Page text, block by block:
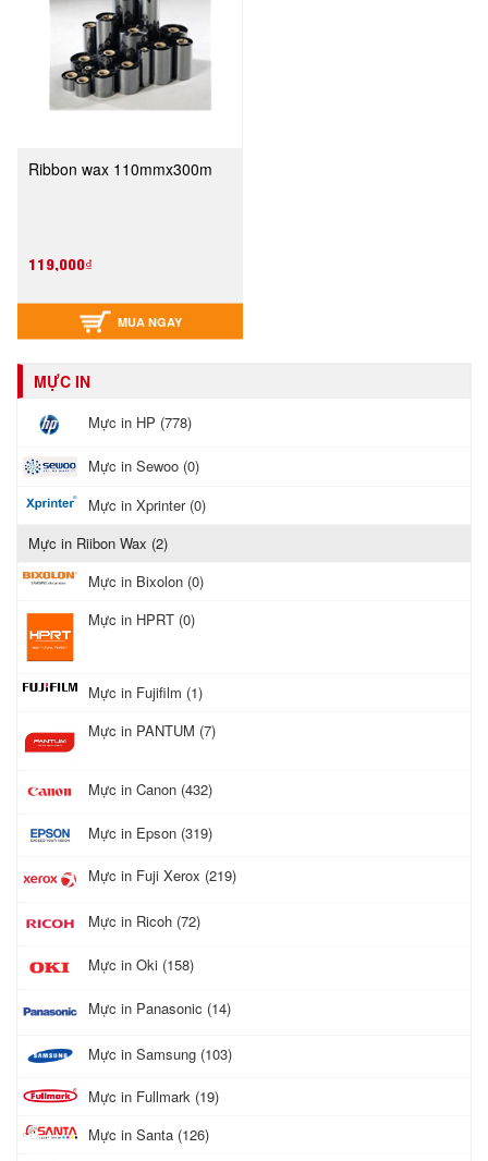
Ribbon wax 110mmx300m
119,000₫
MUA NGAY
MỰC IN
Mực in HP (778)
Mực in Sewoo (0)
Mực in Xprinter (0)
Mực in Riibon Wax (2)
Mực in Bixolon (0)
Mực in HPRT (0)
Mực in Fujifilm (1)
Mực in PANTUM (7)
Mực in Canon (432)
Mực in Epson (319)
Mực in Fuji Xerox (219)
Mực in Ricoh (72)
Mực in Oki (158)
Mực in Panasonic (14)
Mực in Samsung (103)
Mực in Fullmark (19)
Mực in Santa (126)